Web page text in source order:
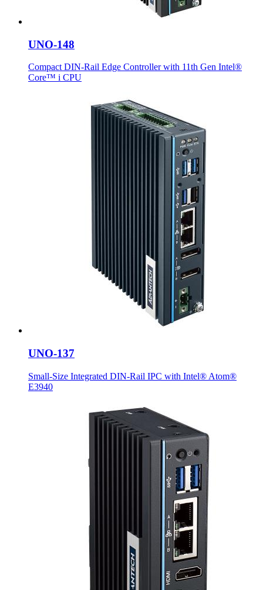
UNO-148
Compact DIN-Rail Edge Controller with 11th Gen Intel®
Core™ i CPU
UNO-137
Small-Size Integrated DIN-Rail IPC with Intel® Atom®
E3940